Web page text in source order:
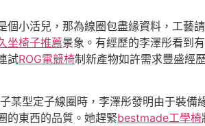
小活兒，那為線圈包盡緣資料，工藝請
坐椅子推薦景象。有經歷的李澤彤看到
試ROG電競椅制新產物如許需求豐盛經
型定子線圈時，李澤彤發明由于裝備
的東西的品質。她趕緊bestmade工學椅